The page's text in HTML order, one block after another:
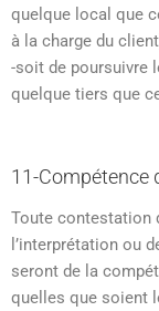
quelque local que
à la charge du
-soit de poursuivre
quelque tiers que
11-Compétence
Toute contestation
l’interprétation ou
seront de la
quelles que soient